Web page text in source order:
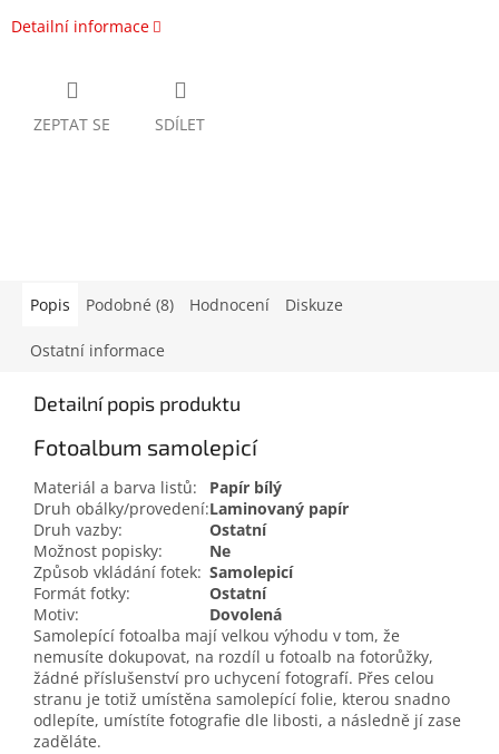
Detailní informace
ZEPTAT SE SDÍLET
Popis Podobné (8) Hodnocení Diskuze
Ostatní informace
Detailní popis produktu
Fotoalbum samolepicí
Materiál a barva listů:
Papír bílý
Druh obálky/provedení:Laminovaný papír
Druh vazby:
Ostatní
Možnost popisky:
Ne
Způsob vkládání fotek: Samolepicí
Formát fotky:
Ostatní
Motiv:
Dovolená
Samolepící fotoalba mají velkou výhodu v tom, že
nemusíte dokupovat, na rozdíl u fotoalb na fotorůžky,
žádné příslušenství pro uchycení fotografí. Přes celou
stranu je totiž umístěna samolepící folie, kterou snadno
odlepíte, umístíte fotografie dle libosti, a následně jí zase
zaděláte.